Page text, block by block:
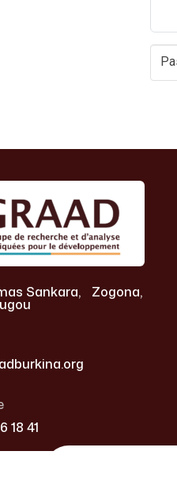
Sankara, Zogona,
18 41